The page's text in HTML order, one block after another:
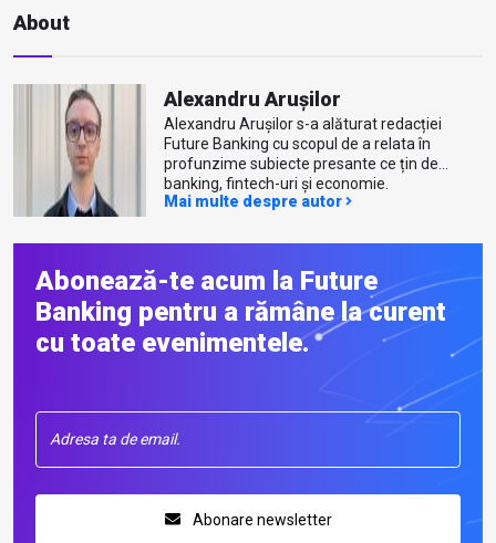
About
Alexandru Arușilor
Alexandru Arușilor s-a alăturat redacției
Future Banking cu scopul de a relata în
profunzime subiecte presante ce țin de
banking, fintech-uri și economie.
Mai multe despre autor
Abonează-te acum la Future
Banking pentru a rămâne la curent
cu toate evenimentele.
Abonare newsletter